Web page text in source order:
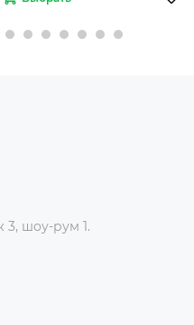
3, шоу-рум 1.